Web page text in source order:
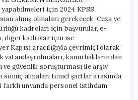
yapabilmeleri için 2024 KPSS
almış olmaları gerekecek. Ceza ve
kadroları için başvurular, e-
diğer kadrolar için ise
Kapısı aracılığıyla çevrimiçi olarak
vatandaşı olmaları, kamu haklarından
ve güvenlik soruşturması ile arşiv
sonuç almaları temel şartlar arasında
farklı unvanda personel istihdam